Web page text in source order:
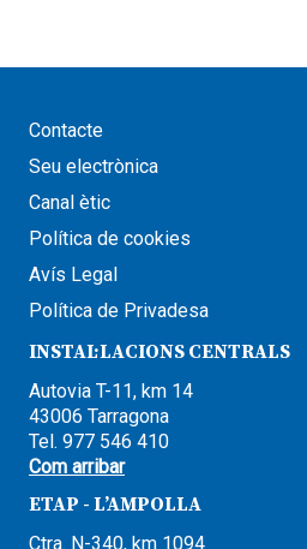
Contacte
Seu electrònica
Canal ètic
Política de cookies
Avís Legal
Política de Privadesa
INSTAL·LACIONS CENTRALS
Autovia T-11, km 14
43006 Tarragona
Tel. 977 546 410
Com arribar
ETAP - L’AMPOLLA
Ctra. N-340, km 1094